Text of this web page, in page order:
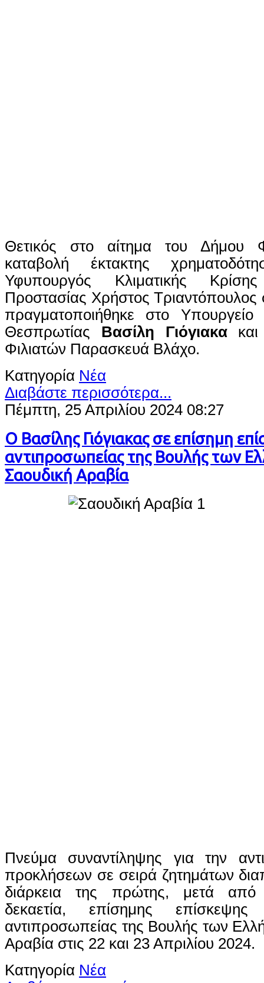
Θετικός στο αίτημα του Δήμου
καταβολή έκτακτης
Υφυπουργός Κλιματικής
Προστασίας Χρήστος
πραγματοποιήθηκε στο
Θεσπρωτίας Βασίλη Γιόγιακακαι
Φιλιατών Παρασκευά Βλάχο.
Κατηγορία Νέα
Διαβάστε περισσότερα...
Πέμπτη, 25 Απριλίου 2024 08:27
Ο Βασίλης Γιόγιακας σε επίσημη
αντιπροσωπείας της Βουλής των
Σαουδική Αραβία
Πνεύμα συναντίληψης για την
προκλήσεων σε σειρά ζητημάτων
διάρκεια της πρώτης, μετά από
δεκαετία, επίσημης επίσκεψης
αντιπροσωπείας της Βουλής των
Αραβία στις 22 και 23 Απριλίου 2024.
Κατηγορία Νέα